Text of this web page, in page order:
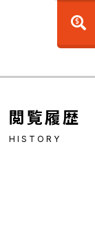
閲覧履歴
HISTORY